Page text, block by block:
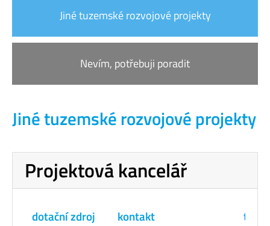
Jiné tuzemské rozvojové projekty
Projektová kancelář
dotační zdroj kontakt
Jiné tuzemské rozvojové projekty
Nevím, potřebuji poradit